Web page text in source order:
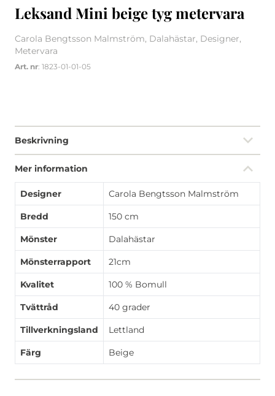
Leksand Mini beige tyg metervara
Carola Bengtsson Malmström, Dalahästar, Designer,
Metervara
Art. nr: 1823-01-01-05
Beskrivning
Mer information
Designer Carola Bengtsson Malmström
Bredd 150 cm
Mönster Dalahästar
Mönsterrapport 21cm
Kvalitet 100 % Bomull
Tvättråd 40 grader
Tillverkningsland Lettland
Färg Beige